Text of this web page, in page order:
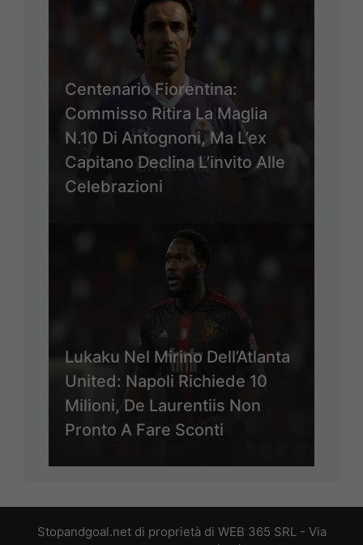
Centenario Fiorentina:
Commisso Ritira La Maglia
N.10 Di Antognoni, Ma L’ex
Capitano Declina L’invito Alle
Celebrazioni
Lukaku Nel Mirino Dell’Atlanta
United: Napoli Richiede 10
Milioni, De Laurentiis Non
Pronto A Fare Sconti
Stopandgoal.net di proprietà di WEB 365 SRL - Via